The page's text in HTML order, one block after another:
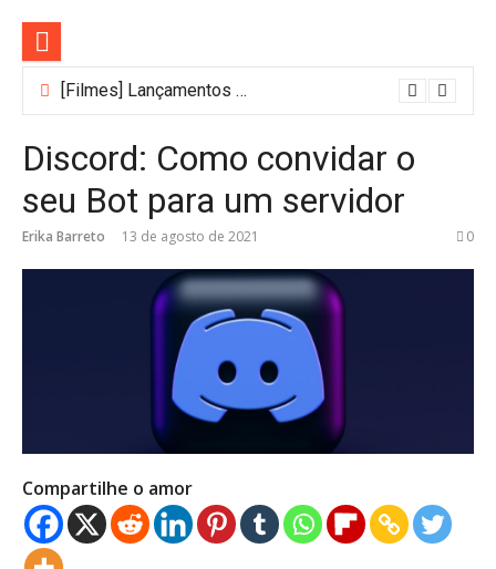
conteúdo
[Filmes] Lançamentos de agosto no Adrenalina Pura+ trazem ação e suspenseBastidores do Filme Filhos de Sangue e Osso Revelam a Magia de Orïsha
Discord: Como convidar o
seu Bot para um servidor
Erika Barreto 13 de agosto de 2021 0
Compartilhe o amor